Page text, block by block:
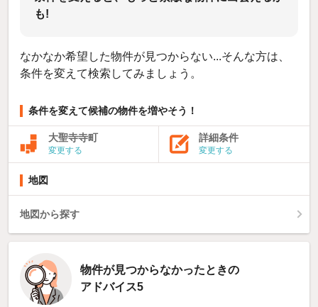
も!
なかなか希望した物件が見つからない...そんな方は、
条件を変えて検索してみましょう。
条件を変えて候補の物件を増やそう！
大聖寺寺町
変更する
詳細条件
変更する
地図
地図から探す
物件が見つからなかったときの
アドバイス5